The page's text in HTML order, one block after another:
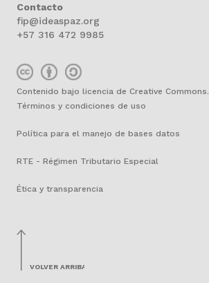
Contacto
fip@ideaspaz.org
+57 316 472 9985
Contenido bajo licencia de Creative Commons.
Términos y condiciones de uso
Política para el manejo de bases datos
RTE - Régimen Tributario Especial
Ética y transparencia
VOLVER ARRIBA